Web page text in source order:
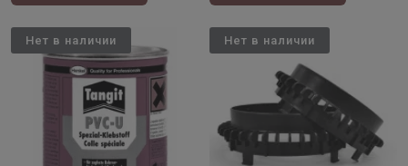
Нет в наличии Нет в наличии